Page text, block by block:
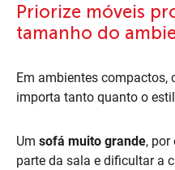
Priorize móveis
tamanho do
Em ambientes compactos,
importa tanto quanto o
Um sofá muito grande, por
parte da sala e dificultar a